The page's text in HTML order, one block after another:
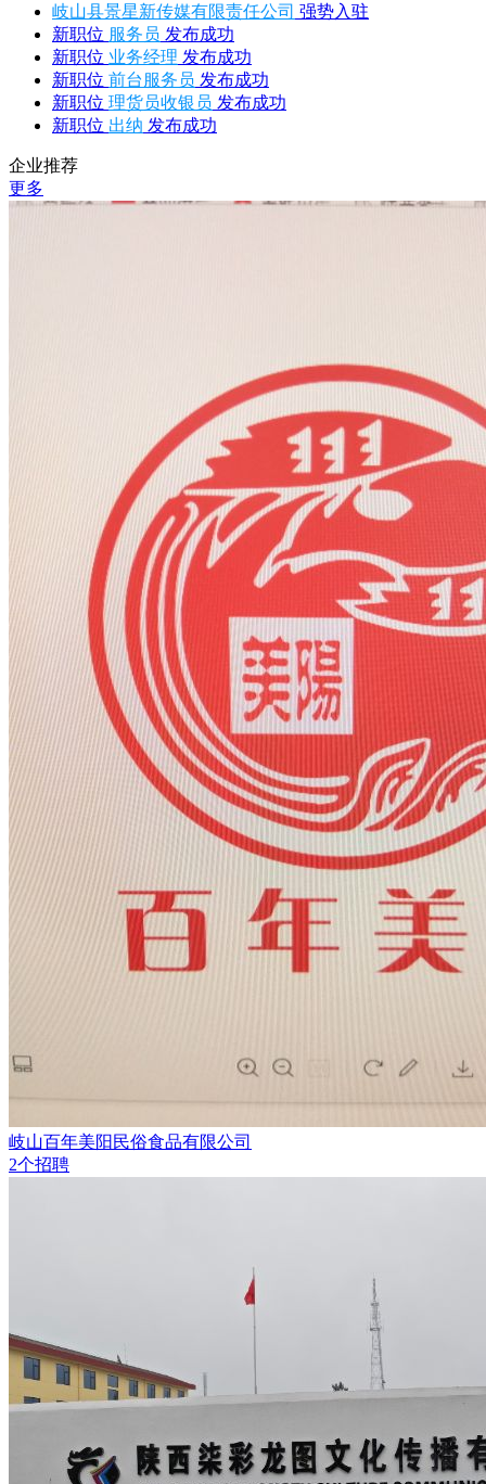
岐山县景星新传媒有限责任公司 强势入驻
新职位 服务员 发布成功
新职位 业务经理 发布成功
新职位 前台服务员 发布成功
新职位 理货员收银员 发布成功
新职位 出纳 发布成功
企业推荐
更多
岐山百年美阳民俗食品有限公司
2个招聘